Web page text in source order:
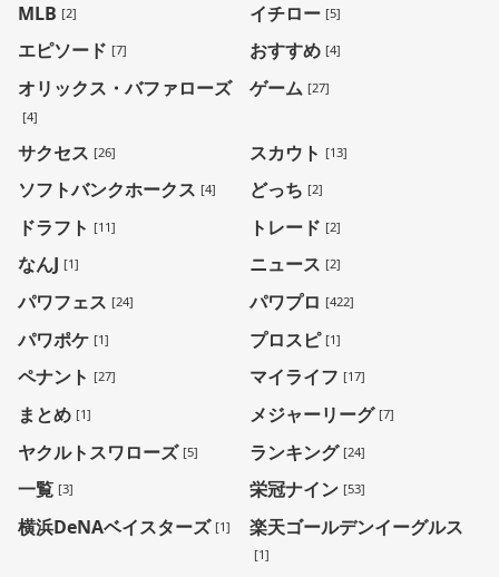
MLB [2] イチロー [5]
エピソード [7] おすすめ [4]
オリックス・バファローズ
[4]
ゲーム [27]
サクセス [26] スカウト [13]
ソフトバンクホークス [4] どっち [2]
ドラフト [11] トレード [2]
なんJ [1] ニュース [2]
パワフェス [24] パワプロ [422]
パワポケ [1] プロスピ [1]
ペナント [27] マイライフ [17]
まとめ [1] メジャーリーグ [7]
ヤクルトスワローズ [5] ランキング [24]
一覧 [3] 栄冠ナイン [53]
横浜DeNAベイスターズ [1] 楽天ゴールデンイーグルス
[1]